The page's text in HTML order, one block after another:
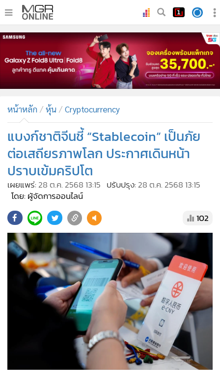
• หน้าหลัก
ทันเหตุการณ์
ภาคใต้
• ภูมิภาค
• บันเทิง
ผู้จัดการรายวัน
• คอลัมนิสต์
• ละคร
• CbizReview
• Cyber BIZ
• Good health & Well-being
• Green Innovation & SD
• Management & HR
MGR Live
Infographic
การเมือง
• เศรษฐกิจ-ธุรกิจ
หน้าหลัก หุ้น Cryptocurrency
แบงก์ชาติจีนชี้ “Stablecoin” เป็นภัย
ต่อเสถียรภาพโลก ประกาศเดินหน้า
ปราบเข้มคริปโต
เผยแพร่: 28 ต.ค. 2568 13:15 ปรับปรุง: 28 ต.ค. 2568 13:15
โดย: ผู้จัดการออนไลน์
102